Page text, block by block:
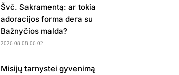
Švč. Sakramentą: ar tokia
adoracijos forma dera su
Bažnyčios malda?
2026 08 08 06:02
Misijų tarnystei gyvenimą